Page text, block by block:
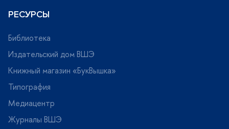
РЕСУРСЫ
Библиотека
Издательский дом ВШЭ
Книжный магазин «БукВышка»
Типография
Медиацентр
Журналы ВШЭ